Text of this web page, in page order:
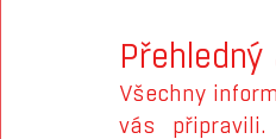
Všechny
vás